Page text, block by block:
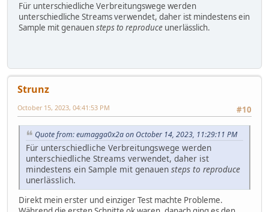
Für unterschiedliche Verbreitungswege werden
unterschiedliche Streams verwendet, daher ist mindestens ein
Sample mit genauensteps to reproduce unerlässlich.
Strunz
#10
October 15, 2023, 04:41:53 PM
Quote from: eumagga0x2a on October 14, 2023, 11:29:11 PM
Für unterschiedliche Verbreitungswege werden
unterschiedliche Streams verwendet, daher ist
mindestens ein Sample mit genauen steps to reproduce
unerlässlich.
Direkt mein erster und einziger Test machte Probleme.